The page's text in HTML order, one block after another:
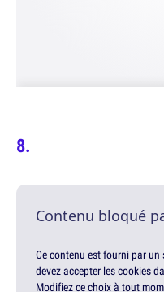
Contenu bloqué
Ce contenu est fourni par
devez accepter les cookies
Modifiez ce choix à tout